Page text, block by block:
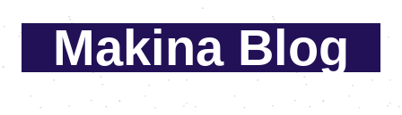
Makina Blog